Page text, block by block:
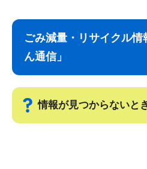
ごみ減量・リサイクル情
ん通信」
情報が見つからないと